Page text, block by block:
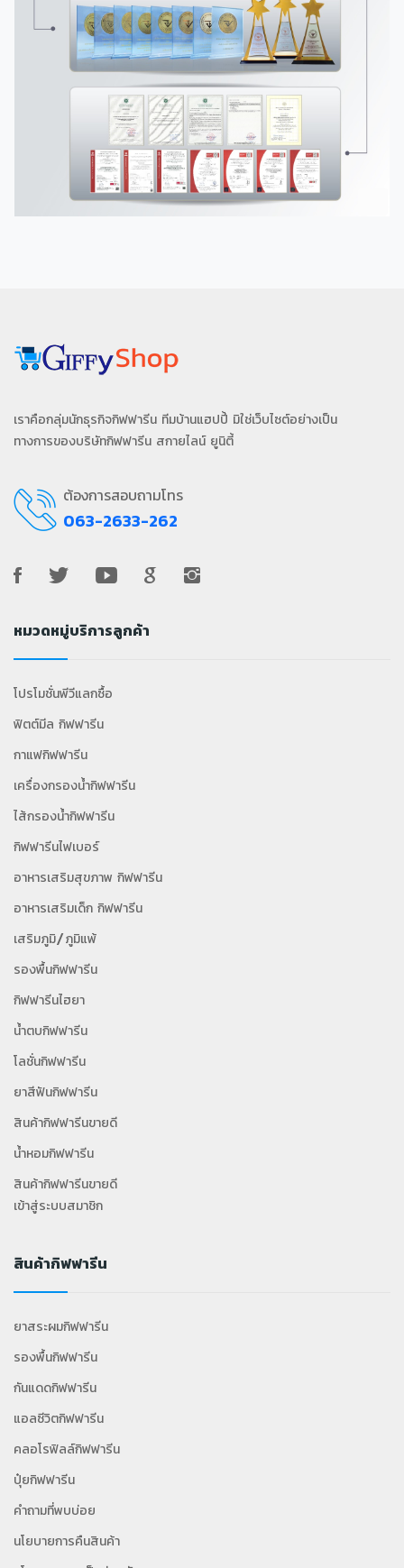
เราคือกลุ่มนักธุรกิจกิฟฟารีน ทีมบ้านแฮปปี้ มิใช่เว็บไซต์อย่างเป็น
ทางการของบริษัทกิฟฟารีน สกายไลน์ ยูนิตี้
ต้องการสอบถามโทร
063-2633-262
หมวดหมู่บริการลูกค้า
โปรโมชั่นพีวีแลกซื้อ
ฟิตต์มีล กิฟฟารีน
กาแฟกิฟฟารีน
เครื่องกรองน้ำกิฟฟารีน
ไส้กรองน้ำกิฟฟารีน
กิฟฟารีนไฟเบอร์
อาหารเสริมสุขภาพ กิฟฟารีน
อาหารเสริมเด็ก กิฟฟารีน
เสริมภูมิ/ภูมิแพ้
รองพื้นกิฟฟารีน
กิฟฟารีนไฮยา
น้ำตบกิฟฟารีน
โลชั่นกิฟฟารีน
ยาสีฟันกิฟฟารีน
สินค้ากิฟฟารีนขายดี
น้ำหอมกิฟฟารีน
สินค้ากิฟฟารีนขายดี
เข้าสู่ระบบสมาชิก
สินค้ากิฟฟารีน
ยาสระผมกิฟฟารีน
รองพื้นกิฟฟารีน
กันแดดกิฟฟารีน
แอลซีวิตกิฟฟารีน
คลอโรฟิลล์กิฟฟารีน
ปุ๋ยกิฟฟารีน
คำถามที่พบบ่อย
นโยบายการคืนสินค้า